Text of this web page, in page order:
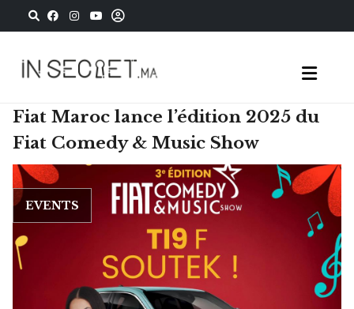
Fiat Maroc lance l’édition 2025 du
Fiat Comedy & Music Show
EVENTS